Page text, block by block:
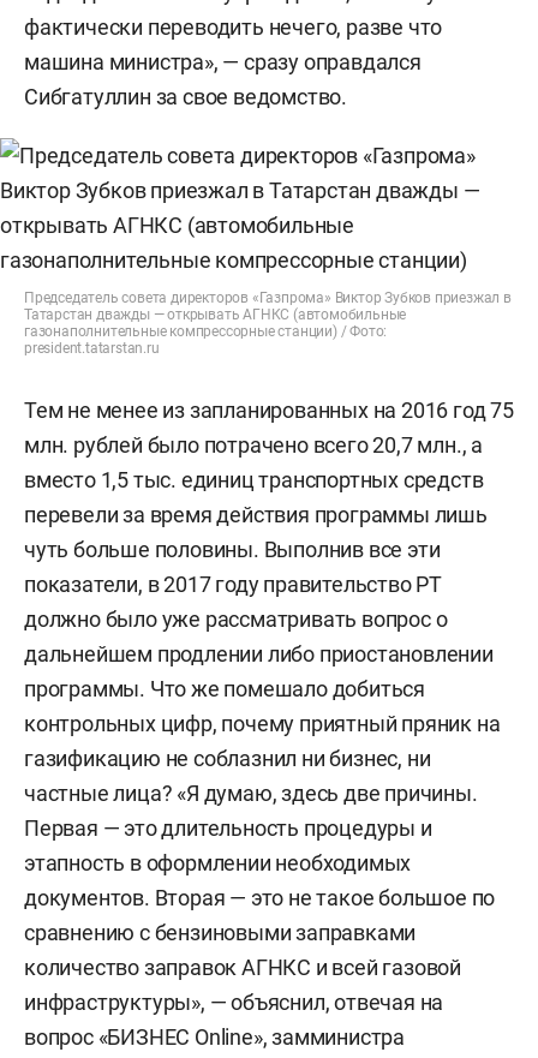
фактически переводить нечего, разве что
машина министра», — сразу оправдался
Сибгатуллин за свое ведомство.
Председатель совета директоров «Газпрома» Виктор Зубков приезжал в
Татарстан дважды — открывать АГНКС (автомобильные
газонаполнительные компрессорные станции) / Фото:
president.tatarstan.ru
Тем не менее из запланированных на 2016 год 75
млн. рублей было потрачено всего 20,7 млн., а
вместо 1,5 тыс. единиц транспортных средств
перевели за время действия программы лишь
чуть больше половины. Выполнив все эти
показатели, в 2017 году правительство РТ
должно было уже рассматривать вопрос о
дальнейшем продлении либо приостановлении
программы. Что же помешало добиться
контрольных цифр, почему приятный пряник на
газификацию не соблазнил ни бизнес, ни
частные лица? «Я думаю, здесь две причины.
Первая — это длительность процедуры и
этапность в оформлении необходимых
документов. Вторая — это не такое большое по
сравнению с бензиновыми заправками
количество заправок АГНКС и всей газовой
инфраструктуры», — объяснил, отвечая на
вопрос «БИЗНЕС Online», замминистра